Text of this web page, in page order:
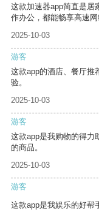
这款加速器app简直是居
作办公，都能畅享高速
2025-10-03
游客
这款app的酒店、餐厅推
验。
2025-10-03
游客
这款app是我购物的得力
的商品。
2025-10-03
游客
这款app是我娱乐的好帮